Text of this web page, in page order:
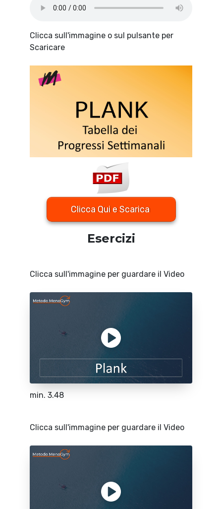
Clicca sull'immagine o sul pulsante per
Scaricare
Clicca Qui e Scarica
Esercizi
Clicca sull'immagine per guardare il Video
min. 3.48
Clicca sull'immagine per guardare il Video